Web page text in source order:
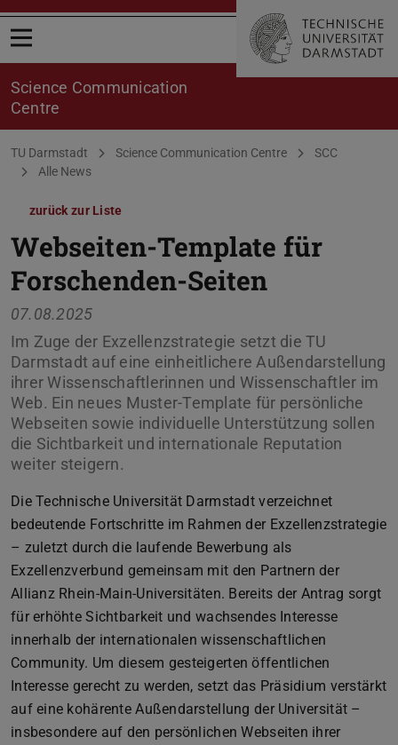
Menü öffnen
Science Communication
Centre
Sie befinden sich hier:
TU Darmstadt Science Communication Centre
SCC
Alle News
zurück zur Liste
Webseiten-Template für
Forschenden-Seiten
07.08.2025
Im Zuge der Exzellenzstrategie setzt die TU
Darmstadt auf eine einheitlichere Außendarstellung
ihrer Wissenschaftlerinnen und Wissenschaftler im
Web. Ein neues Muster-Template für persönliche
Webseiten sowie individuelle Unterstützung sollen
die Sichtbarkeit und internationale Reputation
weiter steigern.
Die Technische Universität Darmstadt verzeichnet
bedeutende Fortschritte im Rahmen der Exzellenzstrategie
– zuletzt durch die laufende Bewerbung als
Exzellenzverbund gemeinsam mit den Partnern der
Allianz Rhein-Main-Universitäten. Bereits der Antrag sorgt
für erhöhte Sichtbarkeit und wachsendes Interesse
innerhalb der internationalen wissenschaftlichen
Community. Um diesem gesteigerten öffentlichen
Interesse gerecht zu werden, setzt das Präsidium verstärkt
auf eine kohärente Außendarstellung der Universität –
insbesondere auf den persönlichen Webseiten ihrer